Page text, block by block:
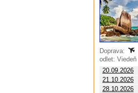
Doprava:
odlet: Viedeň
20.09.2026
21.10.2026
28.10.2026